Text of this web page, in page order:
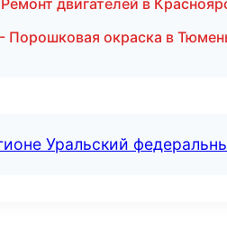
двигателей в
Порошковая окраска в
Уральский